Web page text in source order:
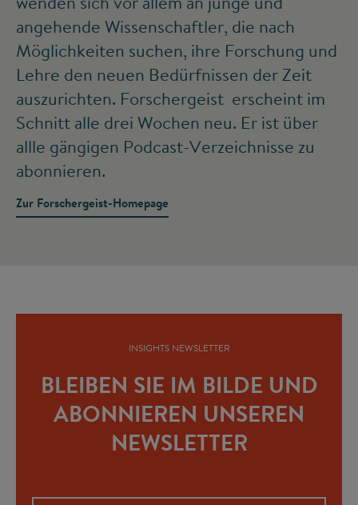
angehende Wissenschaftler, die nach
Möglichkeiten suchen, ihre Forschung und
Lehre den neuen Bedürfnissen der Zeit
auszurichten. Forschergeist erscheint im
Schnitt alle drei Wochen neu. Er ist über
allle gängigen Podcast-Verzeichnisse zu
abonnieren.
Zur Forschergeist-Homepage
INSIGHTS NEWSLETTER
BLEIBEN SIE IM BILDE UND
ABONNIEREN UNSEREN
NEWSLETTER